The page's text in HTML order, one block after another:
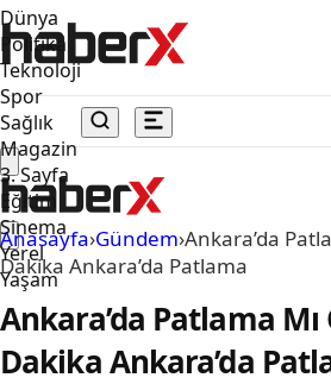
Dünya
Politika
Teknoloji
Spor
Sağlık
Magazin
3. Sayfa
Eğitim
Sinema
Yerel
Yaşam
Anasayfa›Gündem›Ankara’da
Dakika Ankara’da Patlama
Ankara’da Patlama Mı
Dakika Ankara’da